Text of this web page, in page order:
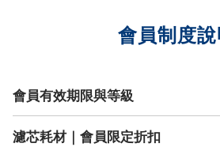
會員制度說
會員有效期限與等級
濾芯耗材｜會員限定折扣